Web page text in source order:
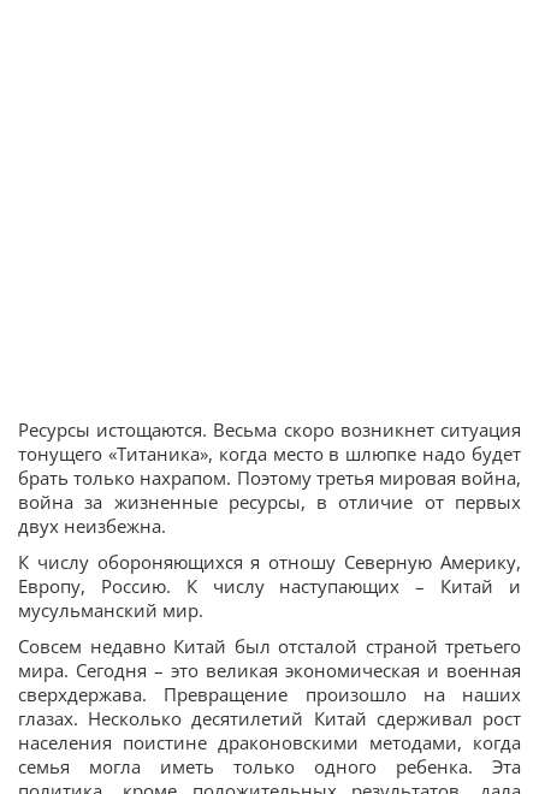
Ресурсы истощаются. Весьма скоро возникнет ситуация
тонущего «Титаника», когда место в шлюпке надо будет
брать только нахрапом. Поэтому третья мировая война,
война за жизненные ресурсы, в отличие от первых
двух неизбежна.
К числу обороняющихся я отношу Северную Америку,
Европу, Россию. К числу наступающих – Китай и
мусульманский мир.
Совсем недавно Китай был отсталой страной третьего
мира. Сегодня – это великая экономическая и военная
сверхдержава. Превращение произошло на наших
глазах. Несколько десятилетий Китай сдерживал рост
населения поистине драконовскими методами, когда
семья могла иметь только одного ребенка. Эта